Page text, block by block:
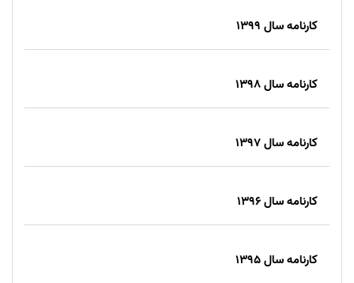
کارنامه سال ۱۳۹۹
کارنامه سال 1398
کارنامه سال 1397
کارنامه سال 1396
کارنامه سال 1395